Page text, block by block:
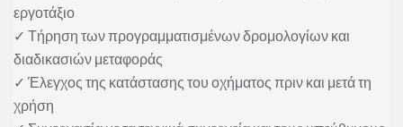
εργοτάξιο
✓ Τήρηση των προγραμματισμένων δρομολογίων και
διαδικασιών μεταφοράς
✓ Έλεγχος της κατάστασης του οχήματος πριν και μετά τη
χρήση